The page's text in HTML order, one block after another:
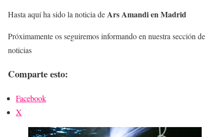
Hasta aquí ha sido la noticia deArs Amandi en Madrid
Próximamente os seguiremos informando en nuestra sección de
noticias
Comparte esto:
Facebook
X